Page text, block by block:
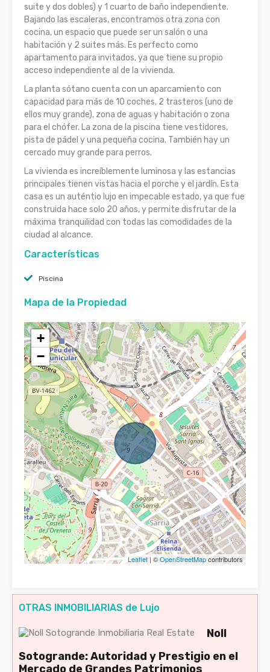
suite y dos dobles) y 1 cuarto de baño independiente.
Bajando las escaleras, encontramos otra zona con
cocina, un espacio que puede ser un salón o una
habitación y 2 suites más. Es perfecto como
apartamento para invitados, ya que tiene su propio
acceso independiente al de la vivienda.
La planta sótano cuenta con un aparcamiento con
capacidad para más de 10 coches, 2 trasteros (uno de
ellos muy grande), zona de aguas y habitación o zona
para el chófer. La zona de la piscina tiene vestidores,
pista de pádel y una pequeña cocina. También hay un
cercado muy grande para perros.
La vivienda es increíblemente luminosa y las estancias
principales tienen vistas hacia el porche y el jardín. Esta
casa es un auténtio lujo en impecable estado, ya que fue
construida hace solo 20 años, y permite disfrutar de la
máxima tranquilidad con todas las comodidades de la
ciudad al alcance.
Características
Piscina
Mapa de la Propiedad
+
−
Leaflet | ©OpenStreetMapcontributors
OTRAS INMOBILIARIAS de Lujo
Noll
Sotogrande: Autoridad y Prestigio en el
Mercado de Grandes Patrimonios